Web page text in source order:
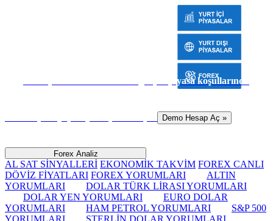
Sanal para ile risk almadan gerçek piyasa koşullarında
Demo Hesap Aç »
Forex Analiz
AL SAT SİNYALLERİ EKONOMİK TAKVİM FOREX CANLI
DÖVİZ FİYATLARI FOREX YORUMLARI
ALTIN
YORUMLARI
DOLAR TÜRK LİRASI YORUMLARI
DOLAR YEN YORUMLARI
EURO DOLAR
YORUMLARI
HAM PETROL YORUMLARI
S&P 500